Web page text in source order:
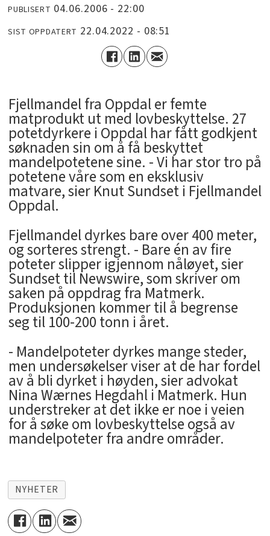
PUBLISERT 04.06.2006 - 22:00
SIST OPPDATERT 22.04.2022 - 08:51
Fjellmandel fra Oppdal er femte
matprodukt ut med lovbeskyttelse. 27
potetdyrkere i Oppdal har fått godkjent
søknaden sin om å få beskyttet
mandelpotetene sine. - Vi har stor tro på
potetene våre som en eksklusiv
matvare, sier Knut Sundset i Fjellmandel
Oppdal.
Fjellmandel dyrkes bare over 400 meter,
og sorteres strengt. - Bare én av fire
poteter slipper igjennom nåløyet, sier
Sundset til Newswire, som skriver om
saken på oppdrag fra Matmerk.
Produksjonen kommer til å begrense
seg til 100-200 tonn i året.
- Mandelpoteter dyrkes mange steder,
men undersøkelser viser at de har fordel
av å bli dyrket i høyden, sier advokat
Nina Wærnes Hegdahl i Matmerk. Hun
understreker at det ikke er noe i veien
for å søke om lovbeskyttelse også av
mandelpoteter fra andre områder.
NYHETER